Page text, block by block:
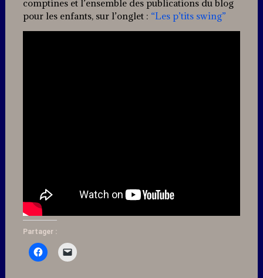
comptines et l’ensemble des publications du blog
pour les enfants, sur l’onglet : “Les p’tits swing”
Partager :